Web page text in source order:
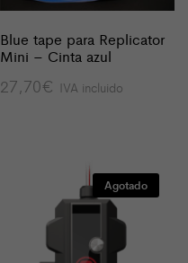
Blue tape para Replicator
Mini – Cinta azul
27,70€ IVA incluido
Agotado